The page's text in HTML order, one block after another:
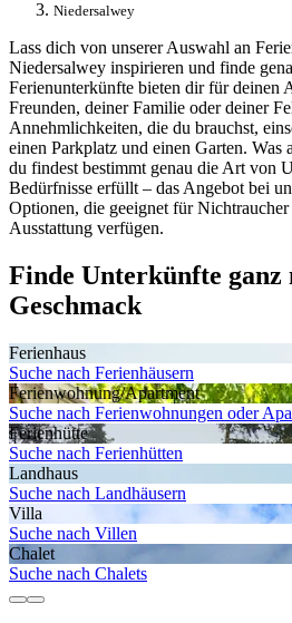
Niedersalwey
Lass dich von unserer Auswahl an
Niedersalwey inspirieren und finde
Ferienunterkünfte bieten dir für deinen
Freunden, deiner Familie oder deiner
Annehmlichkeiten, die du brauchst,
einen Parkplatz und einen Garten. Was
du findest bestimmt genau die Art von
Bedürfnisse erfüllt – das Angebot bei
Optionen, die geeignet für
Ausstattung verfügen.
Finde Unterkünfte ganz
Geschmack
Ferienhaus
Suche nach Ferienhäusern
Ferienwohnung/Apartment
Suche nach Ferienwohnungen oder
Ferienhütte
Suche nach Ferienhütten
Landhaus
Suche nach Landhäusern
Villa
Suche nach Villen
Chalet
Suche nach Chalets